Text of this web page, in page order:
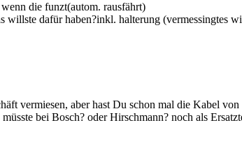
die funzt(autom. rausfährt)
willste dafür haben?inkl. halterung (vermessingtes
vermiesen, aber hast Du schon mal die Kabel
bei Bosch? oder Hirschmann? noch als